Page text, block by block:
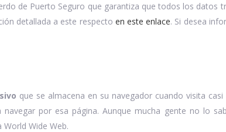
de Puerto Seguro que garantiza que todos los
detallada a este respecto en este enlace. Si desea
que se almacena en su navegador cuando visita
navegar por esa página. Aunque mucha gente no lo
Wide Web.